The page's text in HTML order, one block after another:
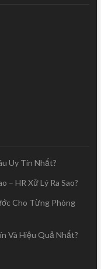
Uy Tín Nhất?
– HR Xử Lý Ra Sao?
Cho Từng Phòng
Và Hiệu Quả Nhất?